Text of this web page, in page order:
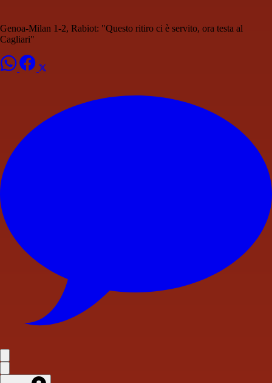
Genoa-Milan 1-2, Rabiot: "Questo ritiro ci è servito, ora testa al
Cagliari"